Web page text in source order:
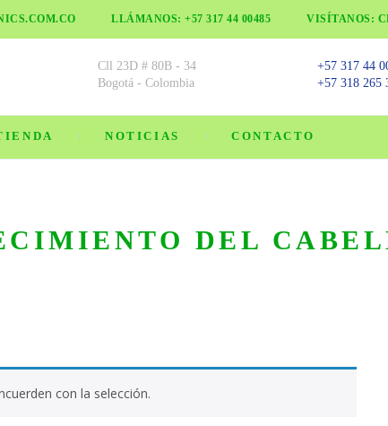
LLÁMANOS: +57 317 44 00485 VISÍTANOS:
Cll 23D # 80B - 34
Bogotá - Colombia
+57 317 44
+57 318 265
NOTICIAS CONTACTO
DEL
con la selección.